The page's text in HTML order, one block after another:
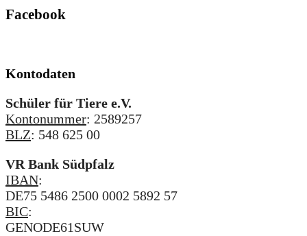
Facebook
Kontodaten
Schüler für Tiere e.V.
Kontonummer: 2589257
BLZ: 548 625 00
VR Bank Südpfalz
IBAN:
DE75 5486 2500 0002 5892 57
BIC:
GENODE61SUW